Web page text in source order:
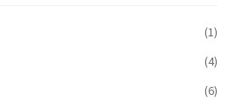
(1)
(4)
(6)